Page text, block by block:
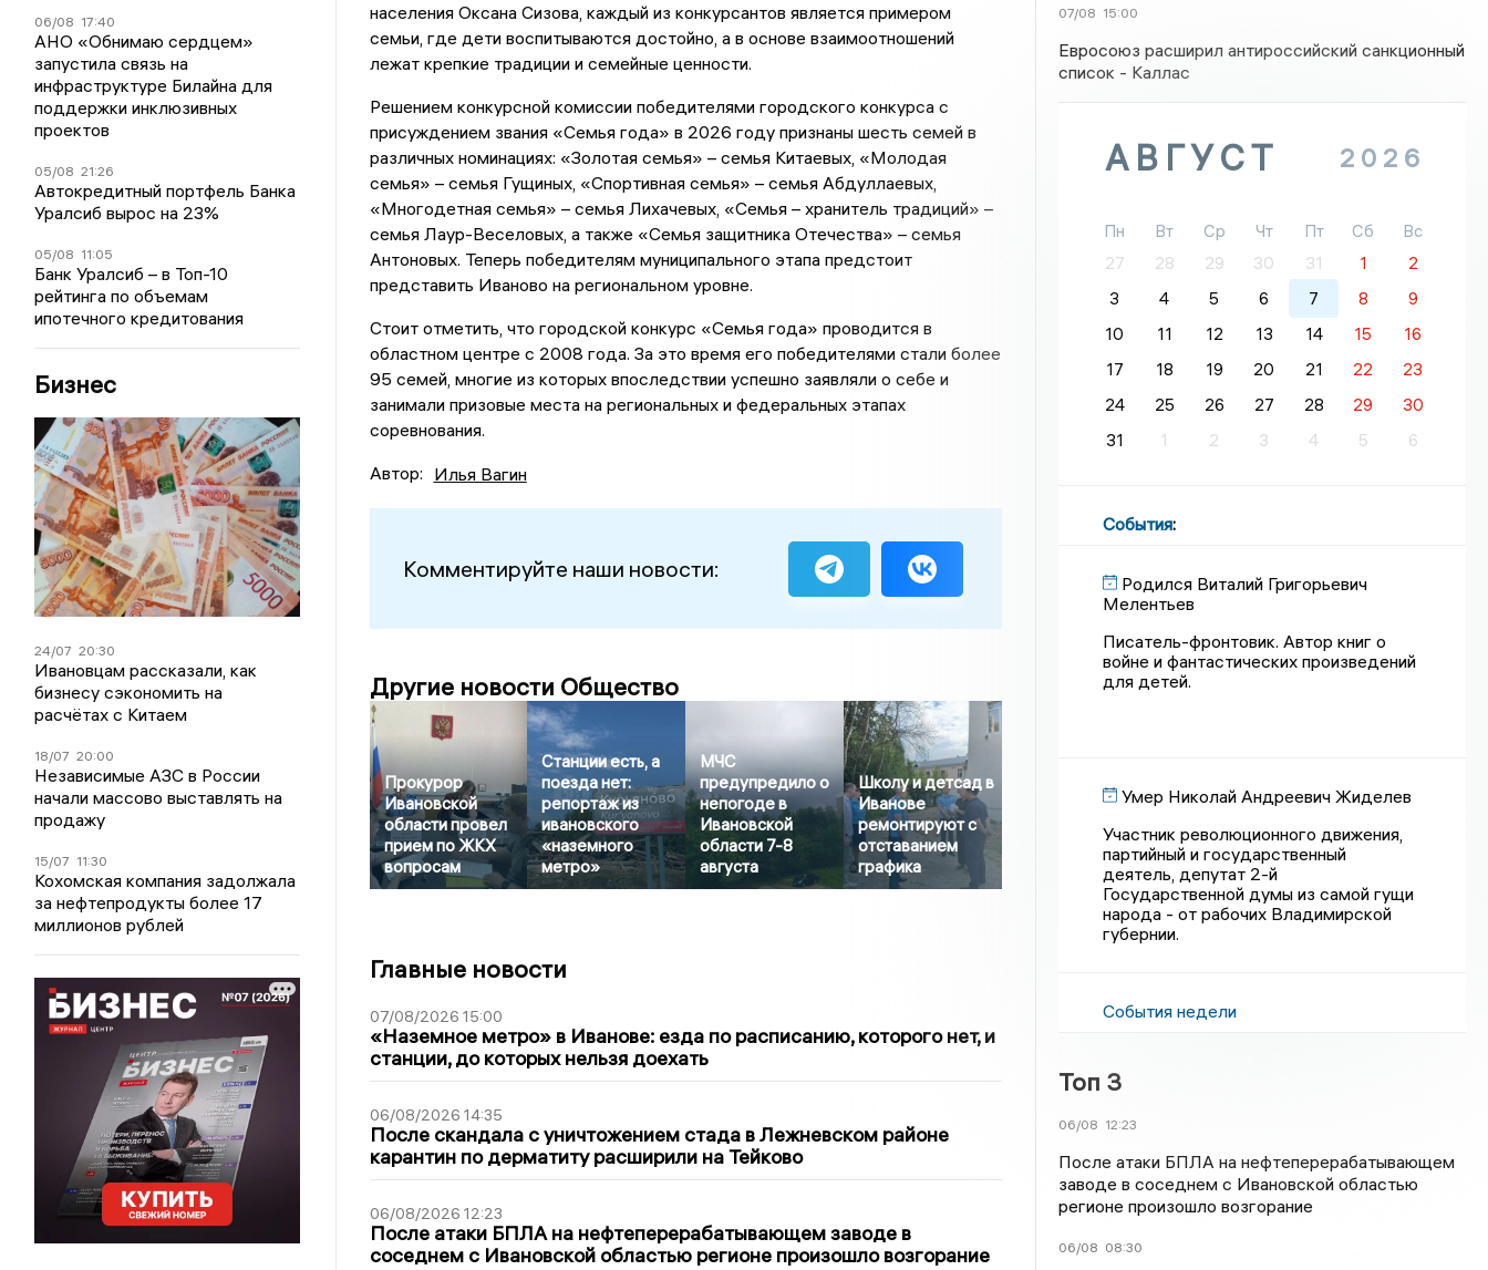
06/08 17:40
АНО «Обнимаю сердцем»
запустила связь на
инфраструктуре Билайна для
поддержки инклюзивных
проектов
05/08 21:26
Автокредитный портфель Банка
Уралсиб вырос на 23%
05/08 11:05
Банк Уралсиб – в Топ-10
рейтинга по объемам
ипотечного кредитования
Бизнес
24/07 20:30
Ивановцам рассказали, как
бизнесу сэкономить на
расчётах с Китаем
18/07 20:00
Независимые АЗС в России
начали массово выставлять на
продажу
15/07 11:30
Кохомская компания задолжала
за нефтепродукты более 17
миллионов рублей
населения Оксана Сизова, каждый из конкурсантов является примером
семьи, где дети воспитываются достойно, а в основе взаимоотношений
лежат крепкие традиции и семейные ценности.
Решением конкурсной комиссии победителями городского конкурса с
присуждением звания «Семья года» в 2026 году признаны шесть семей в
различных номинациях: «Золотая семья» – семья Китаевых, «Молодая
семья» – семья Гущиных, «Спортивная семья» – семья Абдуллаевых,
«Многодетная семья» – семья Лихачевых, «Семья – хранитель традиций» –
семья Лаур-Веселовых, а также «Семья защитника Отечества» – семья
Антоновых. Теперь победителям муниципального этапа предстоит
представить Иваново на региональном уровне.
Стоит отметить, что городской конкурс «Семья года» проводится в
областном центре с 2008 года. За это время его победителями стали более
95 семей, многие из которых впоследствии успешно заявляли о себе и
занимали призовые места на региональных и федеральных этапах
соревнования.
Автор: Илья Вагин
Комментируйте наши новости:
Другие новости Общество
Прокурор
Ивановской
области провел
прием по ЖКХ
вопросам
Станции есть, а
поезда нет:
репортаж из
ивановского
«наземного
метро»
МЧС
предупредило о
непогоде в
Ивановской
области 7-8
августа
Школу и детсад в
Иванове
ремонтируют с
отставанием
графика
Главные новости
07/08/2026 15:00
«Наземное метро» в Иванове: езда по расписанию, которого нет, и
станции, до которых нельзя доехать
06/08/2026 14:35
После скандала с уничтожением стада в Лежневском районе
карантин по дерматиту расширили на Тейково
06/08/2026 12:23
После атаки БПЛА на нефтеперерабатывающем заводе в
соседнем с Ивановской областью регионе произошло возгорание
07/08 15:00
Евросоюз расширил антироссийский санкционный
список - Каллас
АВГУСТ 2026
Пн Вт Ср Чт Пт Сб
Вс
27
28 29 30 31 1
2
3
4 5 6 7 8
9
10
11 12 13 14 15
16
17
18 19 20 21 22
23
24
25 26 27 28 29
30
31
1 2 3 4 5 6
События:
Родился Виталий Григорьевич
Мелентьев
Писатель-фронтовик. Автор книг о
войне и фантастических произведений
для детей.
Умер Николай Андреевич Жиделев
Участник революционного движения,
партийный и государственный
деятель, депутат 2-й
Государственной думы из самой гущи
народа - от рабочих Владимирской
губернии.
События недели
Топ 3
06/08 12:23
После атаки БПЛА на нефтеперерабатывающем
заводе в соседнем с Ивановской областью
регионе произошло возгорание
06/08 08:30